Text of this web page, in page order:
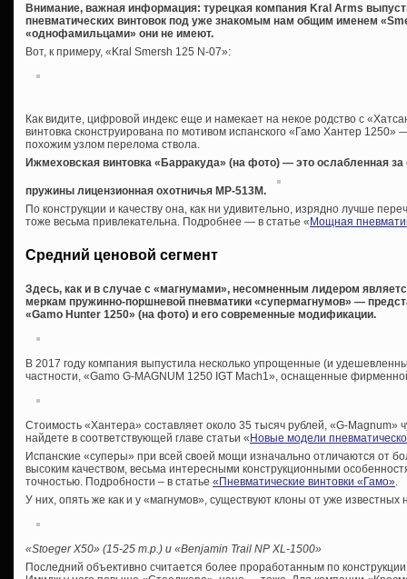
Внимание, важная информация: турецкая компания Kral Arms
пневматических винтовок под уже знакомым нам общим именем
«однофамильцами» они не имеют.
Вот, к примеру, «Kral Smersh 125 N-07»:
Как видите, цифровой индекс еще и намекает на некое родство с
винтовка сконструирована по мотивом испанского «Гамо Хантер 1250»
похожим узлом перелома ствола.
Ижмеховская винтовка «Барракуда» (на фото) — это ослабленная за
пружины лицензионная охотничья МР-513М.
По конструкции и качеству она, как ни удивительно, изрядно лучше
тоже весьма привлекательна. Подробнее — в статье «Мощная
Средний ценовой сегмент
Здесь, как и в случае с «магнумами», несомненным лидером
меркам пружинно-поршневой пневматики «супермагнумов» —
«Gamo Hunter 1250» (на фото) и его современные модификации.
В 2017 году компания выпустила несколько упрощенные (и
частности, «Gamo G-MAGNUM 1250 IGT Mach1», оснащенные
Стоимость «Хантера» составляет около 35 тысяч рублей, «G-Magnum»
найдете в соответствующей главе статьи « Новые модели
Испанские «суперы» при всей своей мощи изначально отличаются от
высоким качеством, весьма интересными конструкционными
точностью. Подробности – в статье «Пневматические винтовки «Гамо».
У них, опять же как и у «магнумов», существуют клоны от уже известных
«Stoeger X50» (15-25 т.р.) и «Benjamin Trail NP XL-1500»
Последний объективно считается более проработанным по